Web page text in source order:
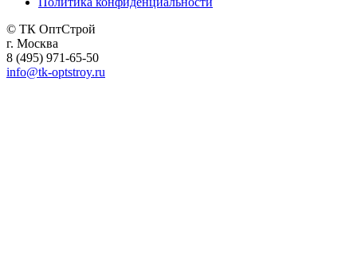
© ТК ОптСтрой
г. Москва
8 (495) 971-65-50
info@tk-optstroy.ru